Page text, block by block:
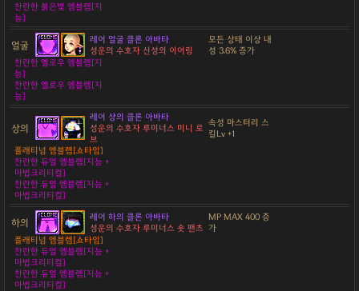
찬란한 붉은빛 엠블렘[지
능]
얼굴
레어 얼굴 클론 아바타
성운의 수호자 신성의 이어링
모든 상태 이상 내
성 3.6% 증가
찬란한 옐로우 엠블렘[지
능]
찬란한 옐로우 엠블렘[지
능]
상의
레어 상의 클론 아바타
성운의 수호자 루미너스 미니 로
브
속성 마스터리 스
킬Lv +1
플래티넘 엠블렘[쇼타임]
찬란한 듀얼 엠블렘[지능 +
마법크리티컬]
찬란한 듀얼 엠블렘[지능 +
마법크리티컬]
하의
레어 하의 클론 아바타
성운의 수호자 루미너스 숏 팬츠
MP MAX 400 증
가
플래티넘 엠블렘[쇼타임]
찬란한 듀얼 엠블렘[지능 +
마법크리티컬]
찬란한 듀얼 엠블렘[지능 +
마법크리티컬]